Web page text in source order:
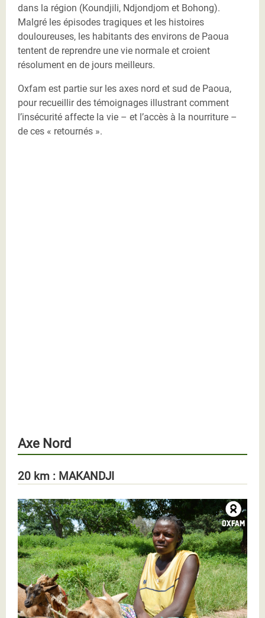
dans la région (Koundjili, Ndjondjom et Bohong).
Malgré les épisodes tragiques et les histoires
douloureuses, les habitants des environs de Paoua
tentent de reprendre une vie normale et croient
résolument en de jours meilleurs.
Oxfam est partie sur les axes nord et sud de Paoua,
pour recueillir des témoignages illustrant comment
l’insécurité affecte la vie – et l’accès à la nourriture –
de ces « retournés ».
Axe Nord
20 km : MAKANDJI
Elisabeth cabris Oxfam RCA